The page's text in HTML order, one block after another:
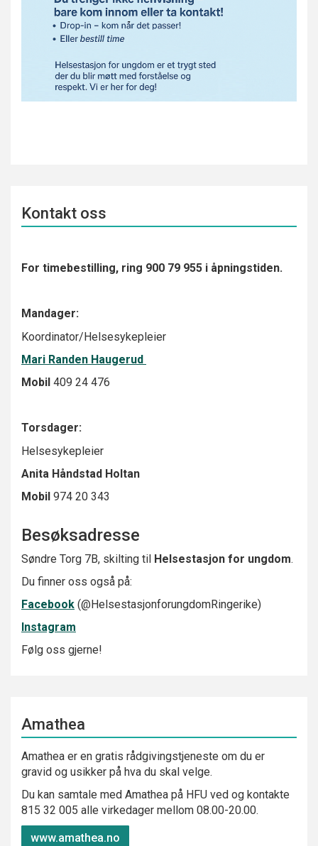
Kontakt oss
For timebestilling, ring 900 79 955 i åpningstiden.
Mandager:
Koordinator/Helsesykepleier
Mari Randen Haugerud
Mobil 409 24 476
Torsdager:
Helsesykepleier
Anita Håndstad Holtan
Mobil 974 20 343
Besøksadresse
Søndre Torg 7B, skilting til Helsestasjon for ungdom.
Du finner oss også på:
Facebook (@HelsestasjonforungdomRingerike)
Instagram
Følg oss gjerne!
Amathea
Amathea er en gratis rådgivingstjeneste om du er
gravid og usikker på hva du skal velge.
Du kan samtale med Amathea på HFU ved og kontakte
815 32 005 alle virkedager mellom 08.00-20.00.
www.amathea.no